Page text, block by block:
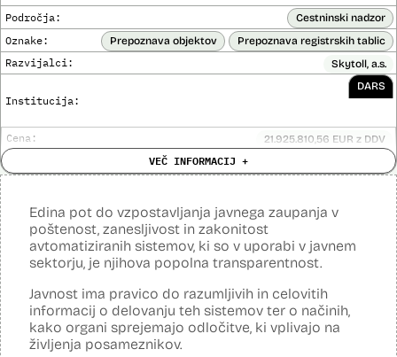
Področja: Cestninski nadzor
Oznake: Prepoznava objektov Prepoznava registrskih tablic
Razvijalci: Skytoll, a.s.
Institucija:
DARS
Cena: 21.925.810,56 EUR z DDV
Analiza učinka na človekove pravice
opravljena:
Posodobljeno: 3. december 2024
E-vinjeta je sistem plačevanja cestnine za vožnjo po slovenskih
avtocestah z uporabo e-naslova in registrske številke vozila in
nadzora. Za izvajanje cestninskega nadzora upravljavec cest preko
cestninskega nadzora preverja, ali so potniki kupili e-vinjeto. Sistem
samodejno v realnem času prepoznava registrske tablice, države
registracije vozila, barve, znamke, modele in modelna leta, cestninski
razred in vrste vozil. Prepoznava poteka s pomočjo
umetnointeligenčnih sistemov optične prepoznave na podlagi
VEČ INFORMACIJ +
Edina pot do vzpostavljanja javnega zaupanja v
poštenost, zanesljivost in zakonitost
avtomatiziranih sistemov, ki so v uporabi v javnem
sektorju, je njihova popolna transparentnost.
Javnost ima pravico do razumljivih in celovitih
informacij o delovanju teh sistemov ter o načinih,
kako organi sprejemajo odločitve, ki vplivajo na
življenja posameznikov.